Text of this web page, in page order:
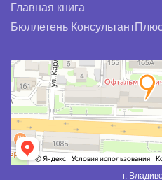
Главная книга
Бюллетень
г.